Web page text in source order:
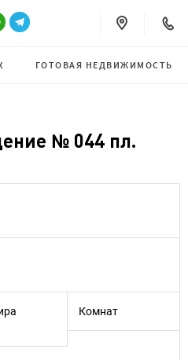
ГОТОВАЯ НЕДВИЖИМОСТЬ
№ 044 пл.
Комнат